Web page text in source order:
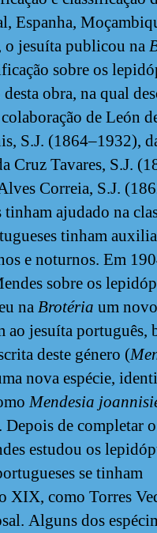
Espanha,
o jesuíta publicou na
sobre os
obra, na qual
de León
S.J. (1864–1932),
Cruz Tavares, S.J.
Correia, S.J.
ajudado na
tinham
e noturnos. Em
sobre os
naBrotéria um
ao jesuíta português,
deste género (
nova espécie,
Mendesia
de completar
estudou os
se tinham
XIX, como Torres
Alguns dos